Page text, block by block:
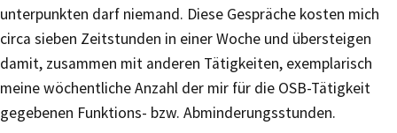
unterpunkten darf niemand. Diese Gespräche kosten mich
circa sieben Zeitstunden in einer Woche und übersteigen
damit, zusammen mit anderen Tätigkeiten, exemplarisch
meine wöchentliche Anzahl der mir für die OSB-Tätigkeit
gegebenen Funktions- bzw. Abminderungsstunden.